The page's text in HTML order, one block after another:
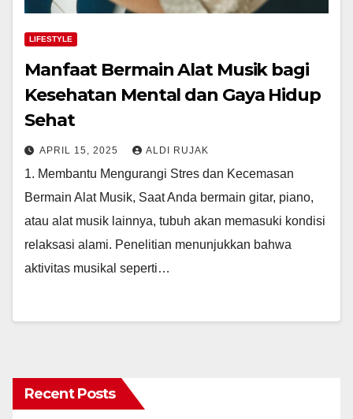
LIFESTYLE
Manfaat Bermain Alat Musik bagi
Kesehatan Mental dan Gaya Hidup
Sehat
APRIL 15, 2025 ALDI RUJAK
1. Membantu Mengurangi Stres dan Kecemasan
Bermain Alat Musik, Saat Anda bermain gitar, piano,
atau alat musik lainnya, tubuh akan memasuki kondisi
relaksasi alami. Penelitian menunjukkan bahwa
aktivitas musikal seperti…
Recent Posts